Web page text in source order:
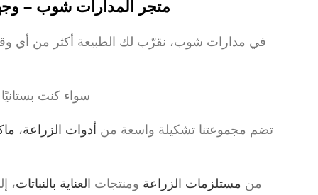
متجر المدارات شوب –
في مدارات شوب، نقرّب لك الطبيعة أكثر من أي
سواء كنت بستانيًا
تضم مجموعتنا تشكيلة واسعة من أدوات الزراعة،
من مستلزمات الزراعة ومنتجات العناية بالنباتات،